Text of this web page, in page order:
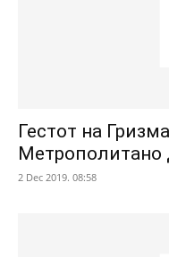
Гестот на
Метрополитано
2 Dec 2019. 08:58